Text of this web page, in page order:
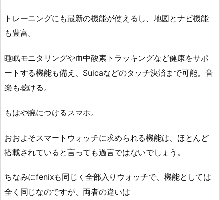
トレーニングにも最新の機能が使えるし、地図とナビ機能
も豊富。
睡眠モニタリングや血中酸素トラッキングなど健康をサポ
ートする機能も備え、Suicaなどのタッチ決済まで可能。音
楽も聴ける。
もはや腕につけるスマホ。
おおよそスマートウォッチに求められる機能は、ほとんど
搭載されていると言っても過言ではないでしょう。
ちなみにfenixも同じく全部入りウォッチで、機能としては
全く同じなのですが、両者の違いは